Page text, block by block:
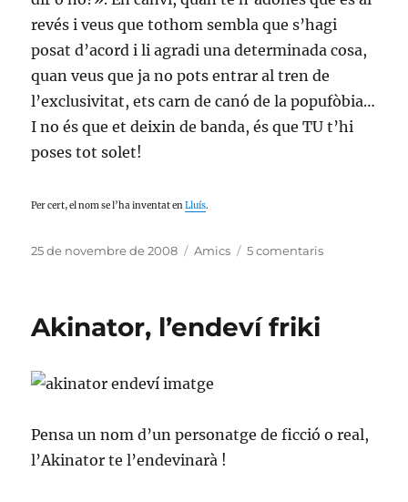
revés i veus que tothom sembla que s’hagi
posat d’acord i li agradi una determinada cosa,
quan veus que ja no pots entrar al tren de
l’exclusivitat, ets carn de canó de la popufòbia…
I no és que et deixin de banda, és que TU t’hi
poses tot solet!
Per cert, el nom se l’ha inventat enLluís.
Publicat
25 de novembre de 2008 Categories
Amics 5 comentarisa
Akinator, l’endeví­ friki
Pensa un nom d’un personatge de ficció o real,
l’Akinator te l’endevinarà !